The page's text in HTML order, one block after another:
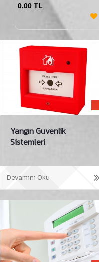
0,00 TL
Yangın Guvenlik
Sistemleri
Devamını Oku